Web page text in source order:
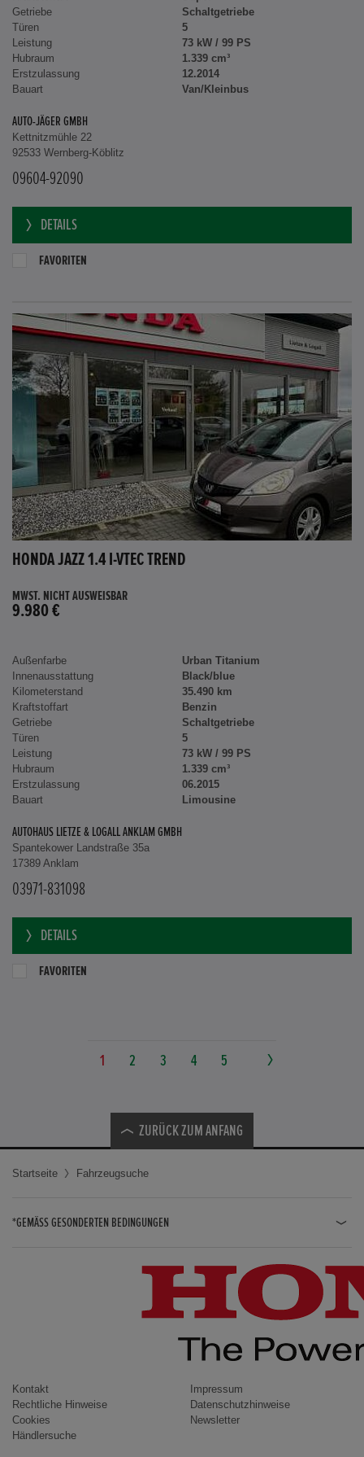
Getriebe
Schaltgetriebe
Türen
5
Leistung
73 kW / 99 PS
Hubraum
1.339 cm³
Erstzulassung
12.2014
Bauart
Van/Kleinbus
AUTO-JÄGER GMBH
Kettnitzmühle 22
92533 Wernberg-Köblitz
09604-92090
DETAILS
FAVORITEN
HONDA JAZZ 1.4 I-VTEC TREND
MWST. NICHT AUSWEISBAR
9.980 €
Außenfarbe
Urban Titanium
Innenausstattung
Black/blue
Kilometerstand
35.490 km
Kraftstoffart
Benzin
Getriebe
Schaltgetriebe
Türen
5
Leistung
73 kW / 99 PS
Hubraum
1.339 cm³
Erstzulassung
06.2015
Bauart
Limousine
AUTOHAUS LIETZE & LOGALL ANKLAM GMBH
Spantekower Landstraße 35a
17389 Anklam
03971-831098
DETAILS
FAVORITEN
1 2 3 4 5
ZURÜCK ZUM ANFANG
Startseite Fahrzeugsuche
*GEMÄSS GESONDERTEN BEDINGUNGEN
CIVIC / CIVIC LIMOUSINE
INSIGHT
ACCORD
Kontakt
Impressum
Rechtliche Hinweise
Datenschutzhinweise
Cookies
Newsletter
Händlersuche